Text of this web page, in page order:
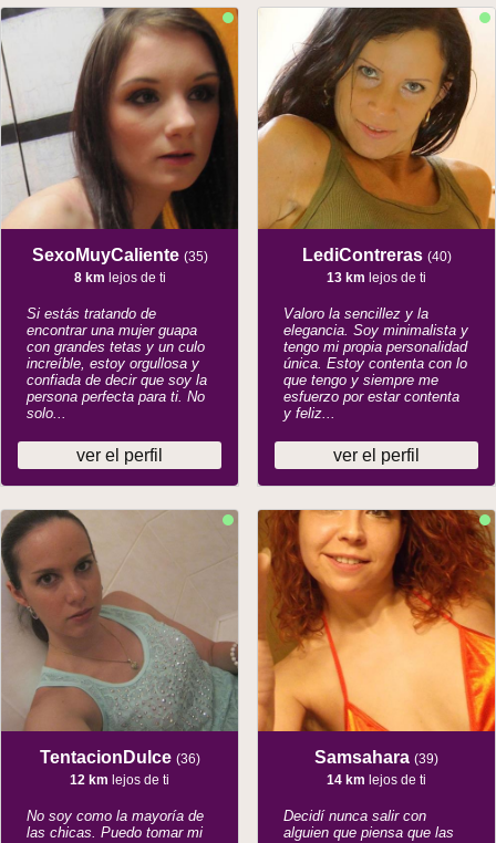
SexoMuyCaliente (35)
8 km lejos de ti
Si estás tratando de
encontrar una mujer guapa
con grandes tetas y un culo
increíble, estoy orgullosa y
confiada de decir que soy la
persona perfecta para ti. No
solo...
ver el perfil
TentacionDulce (36)
12 km lejos de ti
No soy como la mayoría de
las chicas. Puedo tomar mi
LediContreras (40)
13 km lejos de ti
Valoro la sencillez y la
elegancia. Soy minimalista y
tengo mi propia personalidad
única. Estoy contenta con lo
que tengo y siempre me
esfuerzo por estar contenta
y feliz...
ver el perfil
Samsahara (39)
14 km lejos de ti
Decidí nunca salir con
alguien que piensa que las